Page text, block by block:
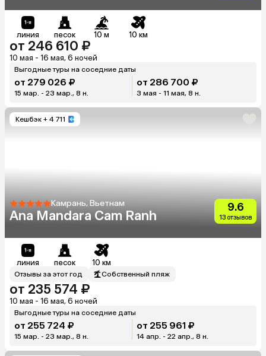
линия песок 10 м 10 км
от 246 610 ₽
10 мая - 16 мая, 6 ночей
Выгодные туры на соседние даты
от 279 026 ₽
15 мар. - 23 мар., 8 н.
от 286 700 ₽
3 мая - 11 мая, 8 н.
Кешбэк + 4 711
Камрань, Вьетнам
Ana Mandara Cam Ranh
9.6
13 отзывов
линия песок 10 км
Отзывы за этот год Собственный пляж
от 235 574 ₽
10 мая - 16 мая, 6 ночей
Выгодные туры на соседние даты
от 255 724 ₽
15 мар. - 23 мар., 8 н.
от 255 961 ₽
14 апр. - 22 апр., 8 н.